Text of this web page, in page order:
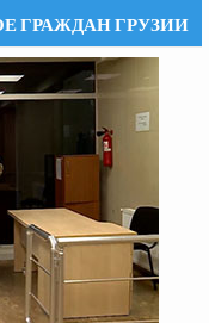
ГРАЖДАН ГРУЗИИ